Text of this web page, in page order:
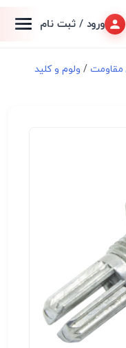
ورود / ثبت نام
مقاومت / ولوم و کلید